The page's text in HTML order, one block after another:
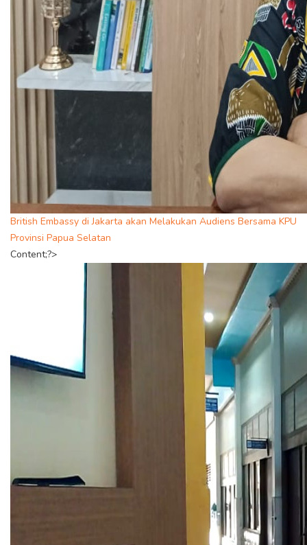
British Embassy di Jakarta akan Melakukan Audiens Bersama KPU
Provinsi Papua Selatan
Content;?>